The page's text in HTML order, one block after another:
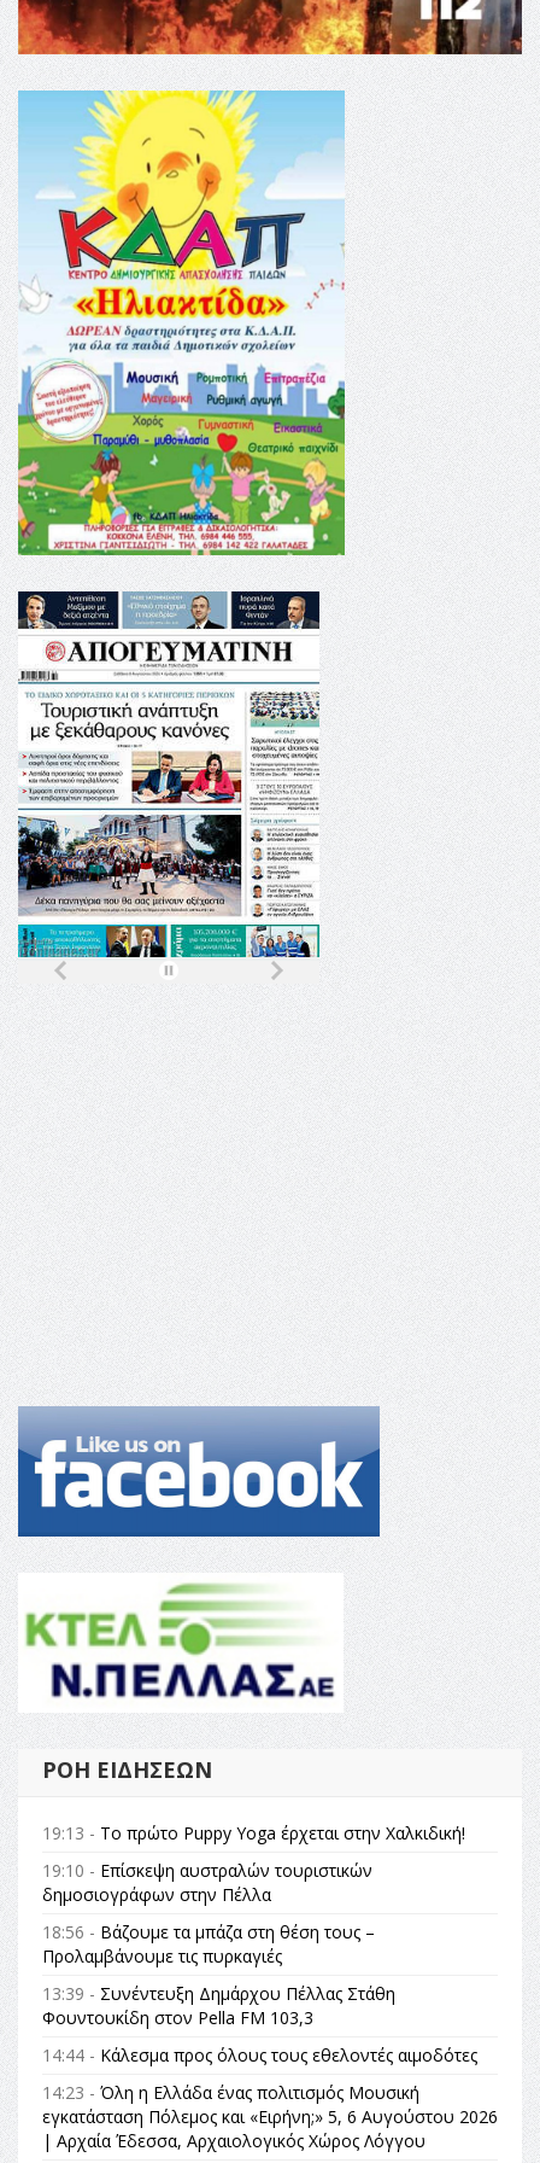
ΡΟΉ ΕΙΔΉΣΕΩΝ
19:13 - Το πρώτο Puppy Yoga έρχεται στην Χαλκιδική!
19:10 - Επίσκεψη αυστραλών τουριστικών
δημοσιογράφων στην Πέλλα
18:56 - Βάζουμε τα μπάζα στη θέση τους –
Προλαμβάνουμε τις πυρκαγιές
13:39 - Συνέντευξη Δημάρχου Πέλλας Στάθη
Φουντουκίδη στον Pella FM 103,3
14:44 - Κάλεσμα προς όλους τους εθελοντές αιμοδότες
14:23 - Όλη η Ελλάδα ένας πολιτισμός Μουσική
εγκατάσταση Πόλεμος και «Ειρήνη;» 5, 6 Αυγούστου 2026
| Αρχαία Έδεσσα, Αρχαιολογικός Χώρος Λόγγου